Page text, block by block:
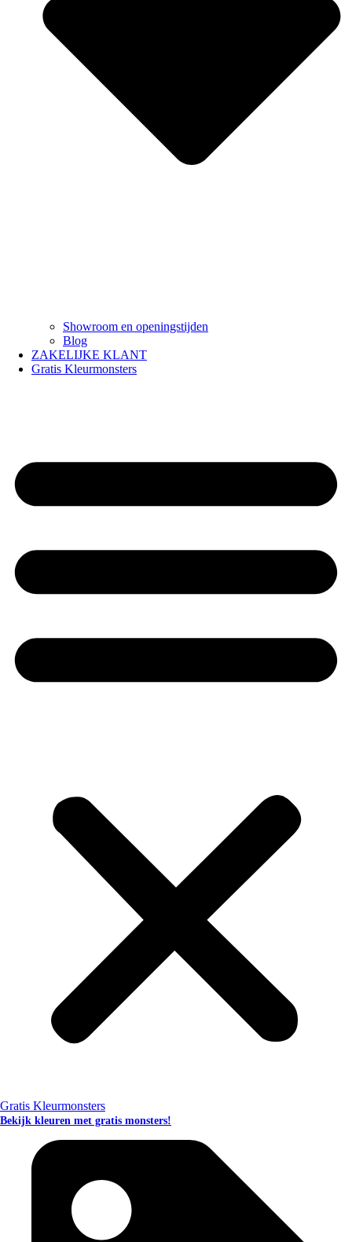
Showroom en openingstijden
Blog
ZAKELIJKE KLANT
Gratis Kleurmonsters
Gratis Kleurmonsters
Bekijk kleuren met gratis monsters!